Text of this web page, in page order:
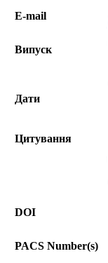
Е-mail
Випуск
Дати
Цитування
DOI
PACS Number(s)